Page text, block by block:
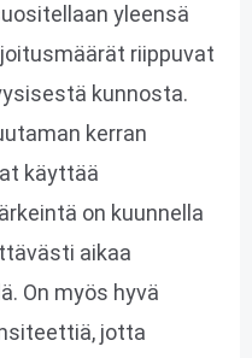
yleensä
riippuvat
kunnosta.
kerran
käyttää
on kuunnella
aikaa
On myös hyvä
jotta